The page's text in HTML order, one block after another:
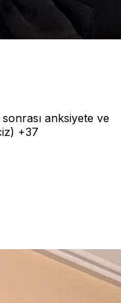
anksiyete ve
+37